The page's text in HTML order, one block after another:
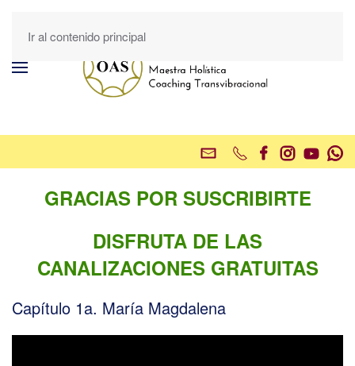
Ir al contenido principal
GRACIAS POR SUSCRIBIRTE
DISFRUTA DE LAS
CANALIZACIONES GRATUITAS
Capítulo 1a. María Magdalena